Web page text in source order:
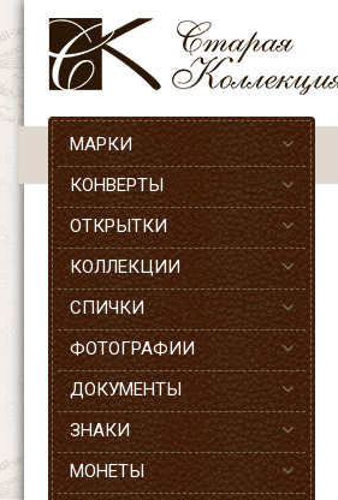
МАРКИ
КОНВЕРТЫ
ОТКРЫТКИ
КОЛЛЕКЦИИ
СПИЧКИ
ФОТОГРАФИИ
ДОКУМЕНТЫ
ЗНАКИ
МОНЕТЫ